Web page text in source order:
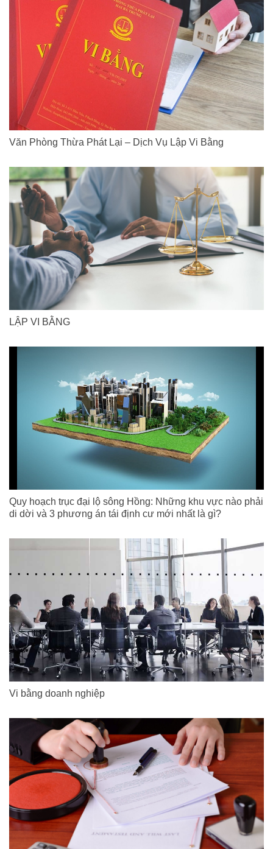
Văn Phòng Thừa Phát Lại – Dịch Vụ Lập Vi Bằng
LẬP VI BẰNG
Quy hoạch trục đại lộ sông Hồng: Những khu vực nào phải
di dời và 3 phương án tái định cư mới nhất là gì?
Vi bằng doanh nghiệp